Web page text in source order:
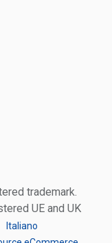
trademark.
UE and UK
Italiano